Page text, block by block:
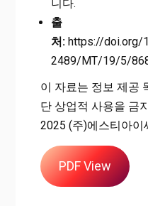
니다.
출
처:https://doi.org/
2489/MT/19/5/
이 자료는 정보 제공
단 상업적 사용을 금
2025 (주)에스티아이
PDF View